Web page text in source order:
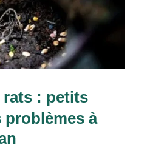
rats : petits
à